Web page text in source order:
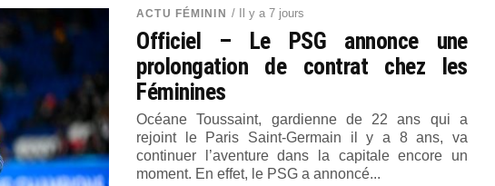
ACTU FÉMININ / Il y a 7 jours
Officiel – Le PSG annonce une
prolongation de contrat chez les
Féminines
Océane Toussaint, gardienne de 22 ans qui a
rejoint le Paris Saint-Germain il y a 8 ans, va
continuer l’aventure dans la capitale encore un
moment. En effet, le PSG a annoncé...